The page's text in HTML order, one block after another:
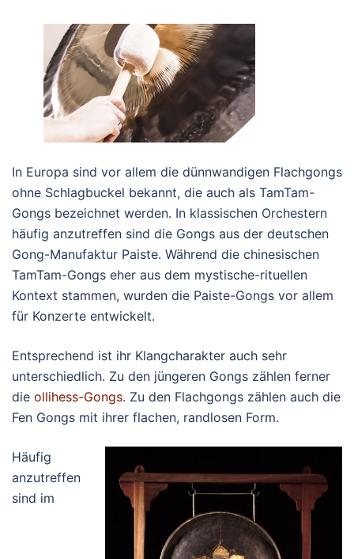
In Europa sind vor allem die dünnwandigen Flachgongs
ohne Schlagbuckel bekannt, die auch als TamTam-
Gongs bezeichnet werden. In klassischen Orchestern
häufig anzutreffen sind die Gongs aus der deutschen
Gong-Manufaktur Paiste. Während die chinesischen
TamTam-Gongs eher aus dem mystische-rituellen
Kontext stammen, wurden die Paiste-Gongs vor allem
für Konzerte entwickelt.
Entsprechend ist ihr Klangcharakter auch sehr
unterschiedlich. Zu den jüngeren Gongs zählen ferner
die ollihess-Gongs. Zu den Flachgongs zählen auch die
Fen Gongs mit ihrer flachen, randlosen Form.
Häufig
anzutreffen
sind im